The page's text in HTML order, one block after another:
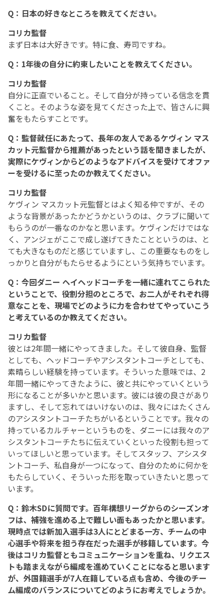
Q：日本の好きなところを教えてください。
コリカ監督
まず日本は大好きです。特に食、寿司ですね。
Q：1年後の自分に約束したいことを教えてください。
コリカ監督
自分に正直でいること。そして自分が持っている信念を貫
くこと。そのような姿を見てくださった上で、皆さんに興
奮をもたらすことです。
Q：監督就任にあたって、長年の友人であるケヴィン マス
カット元監督から推薦があったという話を聞きましたが、
実際にケヴィンからどのようなアドバイスを受けてオファ
ーを受けるに至ったのか教えてください。
コリカ監督
ケヴィン マスカット元監督とはよく知る仲ですが、その
ような背景があったかどうかというのは、クラブに聞いて
もらうのが一番なのかなと思います。ケヴィンだけではな
く、アンジェがここで成し遂げてきたことというのは、と
ても大きなものだと感じていますし、この重要なものをし
っかりと自分がもたらせるようにという気持ちでいます。
Q：今回ダニー ヘイヘッドコーチを一緒に連れてこられた
ということで、役割分担のところで、お二人がそれぞれ得
意なことを、現場でどのように力を合わせてやっていこう
と考えているのか教えてください。
コリカ監督
彼とは2年間一緒にやってきました。そして彼自身、監督
としても、ヘッドコーチやアシスタントコーチとしても、
素晴らしい経験を持っています。そういった意味では、2
年間一緒にやってきたように、彼と共にやっていくという
形になることが多いかと思います。彼には彼の良さがあり
ますし、そして忘れてはいけないのは、我々にはたくさん
のアシスタントコーチたちがいるということです。我々の
持っているカルチャーというものを、ダニーには我々のア
シスタントコーチたちに伝えていくといった役割も担って
いってほしいと思っています。そしてスタッフ、アシスタ
ントコーチ、私自身が一つになって、自分のために何かを
もたらしていく、そういった形を取っていきたいと思って
います。
Q：鈴木SDに質問です。百年構想リーグからのシーズンオ
フは、補強を進める上で難しい面もあったかと思います。
現時点では新加入選手は3人にとどまる一方、チームの中
心選手や将来を担う存在だった選手が移籍しています。今
後はコリカ監督ともコミュニケーションを重ね、リクエス
トも踏まえながら編成を進めていくことになると思います
が、外国籍選手が7人在籍している点も含め、今後のチー
ム編成のバランスについてどのようにお考えでしょうか。